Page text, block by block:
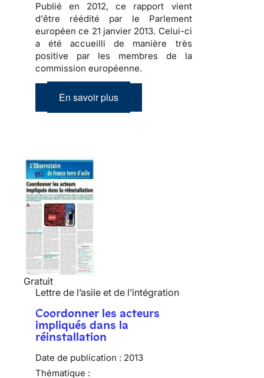
Publié en 2012, ce rapport vient
d'être réédité par le Parlement
européen ce 21 janvier 2013. Celui-ci
a été accueilli de manière très
positive par les membres de la
commission européenne.
En savoir plus
Gratuit
Lettre de l’asile et de l’intégration
Coordonner les acteurs
impliqués dans la
réinstallation
Date de publication : 2013
Thématique :